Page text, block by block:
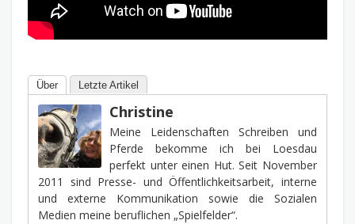
Über Letzte Artikel
Christine
Meine Leidenschaften Schreiben und
Pferde bekomme ich bei Loesdau
perfekt unter einen Hut. Seit November
2011 sind Presse- und Öffentlichkeitsarbeit, interne
und externe Kommunikation sowie die Sozialen
Medien meine beruflichen „Spielfelder“.